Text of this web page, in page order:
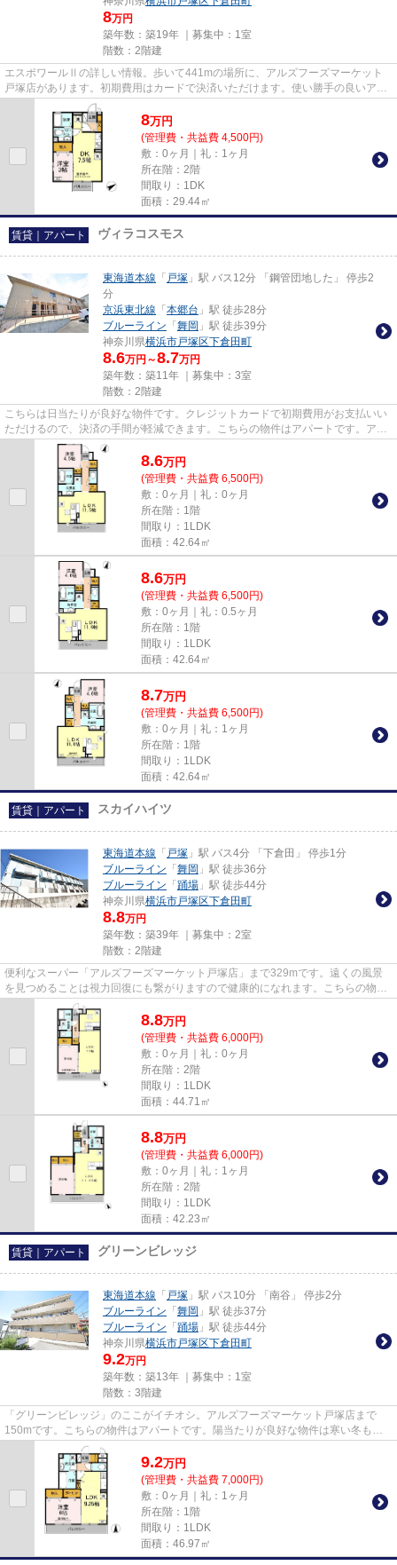
8万円
築年数：築19年 ｜募集中： 1室
階数：2階建
エスポワールⅡの詳しい情報。歩いて441mの場所に、アルズフーズマーケット
戸塚店があります。初期費用はカードで決済いただけます。使い勝手の良いアパ
ートでイチオシの物件です。当社...
8万円
(管理費・共益費 4,500円)
敷：0ヶ月｜礼：1ヶ月
所在階：2階
間取り：1DK
面積：29.44㎡
賃貸｜アパート ヴィラコスモス
東海道本線 「 戸塚 」駅 バス12分 「鋼管団地した」 停歩2
分
京浜東北線 「 本郷台 」駅 徒歩28分
ブルーライン 「 舞岡 」駅 徒歩39分
神奈川県横浜市戸塚区下倉田町
8.6万円～8.7万円
築年数：築11年 ｜募集中： 3室
階数：2階建
こちらは日当たりが良好な物件です。クレジットカードで初期費用がお支払いい
ただけるので、決済の手間が軽減できます。こちらの物件はアパートです。アパ
マンメイトへのお問い合わせ...
8.6万円
(管理費・共益費 6,500円)
敷：0ヶ月｜礼：0ヶ月
所在階：1階
間取り：1LDK
面積：42.64㎡
8.6万円
(管理費・共益費 6,500円)
敷：0ヶ月｜礼：0.5ヶ月
所在階：1階
間取り：1LDK
面積：42.64㎡
8.7万円
(管理費・共益費 6,500円)
敷：0ヶ月｜礼：1ヶ月
所在階：1階
間取り：1LDK
面積：42.64㎡
賃貸｜アパート スカイハイツ
東海道本線 「 戸塚 」駅 バス4分 「下倉田」 停歩1分
ブルーライン 「 舞岡 」駅 徒歩36分
ブルーライン 「 踊場 」駅 徒歩44分
神奈川県横浜市戸塚区下倉田町
8.8万円
築年数：築39年 ｜募集中： 2室
階数：2階建
便利なスーパー「アルズフーズマーケット戸塚店」まで329mです。遠くの風景
を見つめることは視力回復にも繋がりますので健康的になれます。こちらの物件
はアパートです。こちらの物件...
8.8万円
(管理費・共益費 6,000円)
敷：0ヶ月｜礼：0ヶ月
所在階：2階
間取り：1LDK
面積：44.71㎡
8.8万円
(管理費・共益費 6,000円)
敷：0ヶ月｜礼：1ヶ月
所在階：2階
間取り：1LDK
面積：42.23㎡
賃貸｜アパート グリーンビレッジ
東海道本線 「 戸塚 」駅 バス10分 「南谷」 停歩2分
ブルーライン 「 舞岡 」駅 徒歩37分
ブルーライン 「 踊場 」駅 徒歩44分
神奈川県横浜市戸塚区下倉田町
9.2万円
築年数：築13年 ｜募集中： 1室
階数：3階建
「グリーンビレッジ」のここがイチオシ。アルズフーズマーケット戸塚店まで
150mです。こちらの物件はアパートです。陽当たりが良好な物件は寒い冬も暖
かく過ごす事ができます。横浜市...
9.2万円
(管理費・共益費 7,000円)
敷：0ヶ月｜礼：1ヶ月
所在階：1階
間取り：1LDK
面積：46.97㎡